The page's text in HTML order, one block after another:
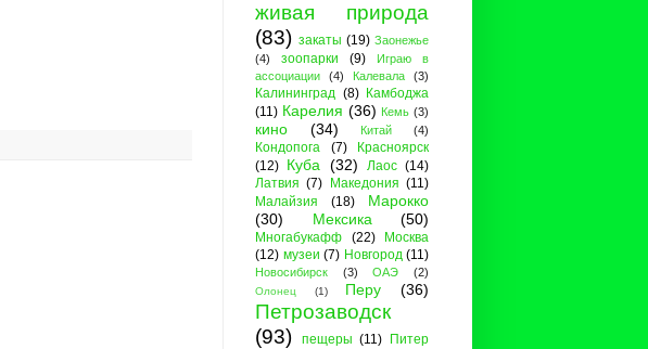
живая природа
(83) закаты (19) Заонежье
(4)
зоопарки (9)
Играю в
ассоциации
(4) Калевала (3)
Калининград (8)
Камбоджа
(11) Карелия (36) Кемь (3)
кино (34) Китай (4)
Кондопога (7)
Красноярск
(12) Куба (32) Лаос (14)
Латвия (7) Македония (11)
Малайзия
(18)
Марокко
(30)
Мексика (50)
Многабукафф (22)
Москва
(12) музеи (7) Новгород (11)
Новосибирск (3) ОАЭ (2)
Олонец (1) Перу (36)
Петрозаводск
(93)
пещеры (11)
Питер